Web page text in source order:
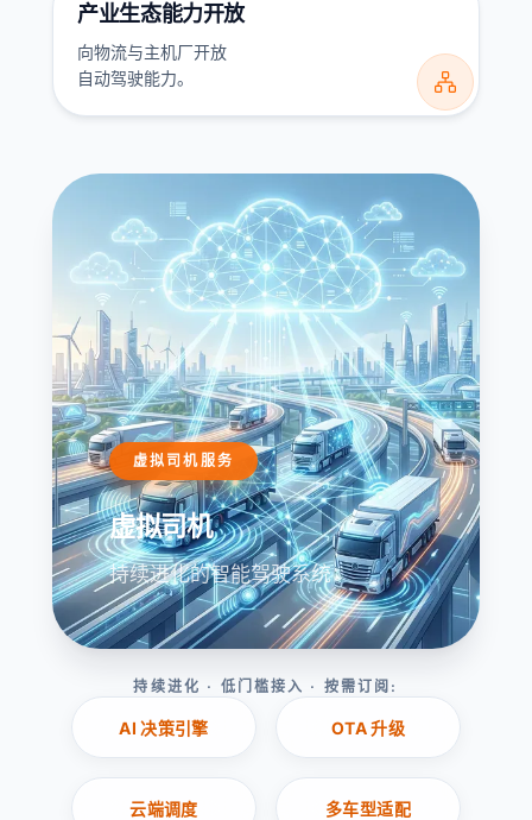
虚拟司机服务
虚拟司机
持续进化的智能驾驶系统
产业生态能力开放
向物流与主机厂开放
自动驾驶能力。
持续进化 · 低门槛接入 · 按需订阅 :
AI 决策引擎 OTA 升级
云端调度 多车型适配